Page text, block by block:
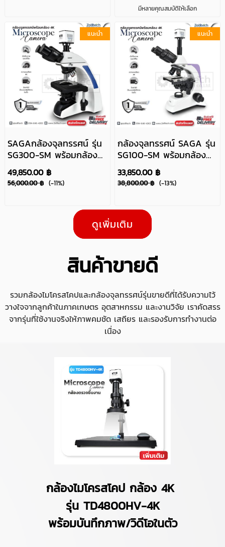
มีหลายคุณสมบัติให้เลือก
แนะนำ
SAGAกล้องจุลทรรศน์ รุ่น
SG300-SM พร้อมกล้อง
ความละเอียดสูง 4K
49,850.00 ฿
56,000.00 ฿ (-11%)
แนะนำ
กล้องจุลทรรศน์ SAGA รุ่น
SG100-SM พร้อมกล้อง
ความละเอียดสูง 4K
33,850.00 ฿
38,800.00 ฿ (-13%)
ดูเพิ่มเติม
สินค้าขายดี
รวมกล้องไมโครสโคปและกล้องจุลทรรศน์รุ่นขายดีที่ได้รับความไว้
วางใจจากลูกค้าในภาคเกษตร อุตสาหกรรม และงานวิจัย เราคัดสรร
จากรุ่นที่ใช้งานจริงให้ภาพคมชัด เสถียร และรองรับการทำงานต่อ
เนื่อง
กล้องไมโครสโคป กล้อง 4K
รุ่น TD4800HV-4K
พร้อมบันทึกภาพ/วิดีโอในตัว